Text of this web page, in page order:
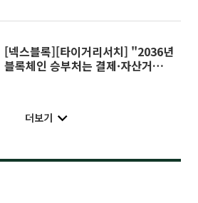
[넥스블록][타이거리서치] "2036년
블록체인 승부처는 결제·자산거래·
더보기